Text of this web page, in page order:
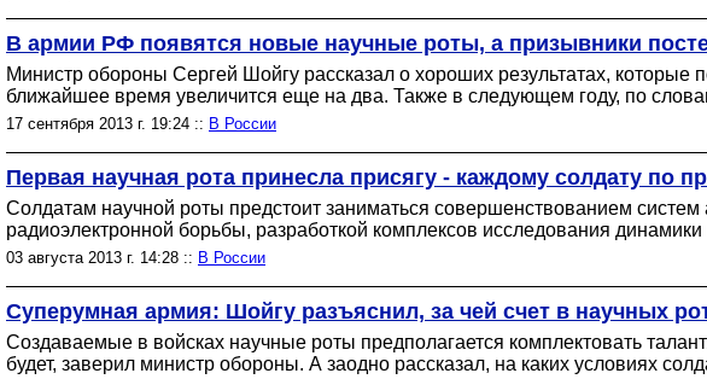
В армии РФ появятся новые научные роты, а призывники
Министр обороны Сергей Шойгу рассказал о хороших результатах,
ближайшее время увеличится еще на два. Также в следующем году, по
17 сентября 2013 г. 19:24 :: В России
Первая научная рота принесла присягу - каждому солдату по
Солдатам научной роты предстоит заниматься совершенствованием
радиоэлектронной борьбы, разработкой комплексов исследования динамики
03 августа 2013 г. 14:28 :: В России
Суперумная армия: Шойгу разъяснил, за чей счет в научных
Создаваемые в войсках научные роты предполагается комплектовать
будет, заверил министр обороны. А заодно рассказал, на каких условиях